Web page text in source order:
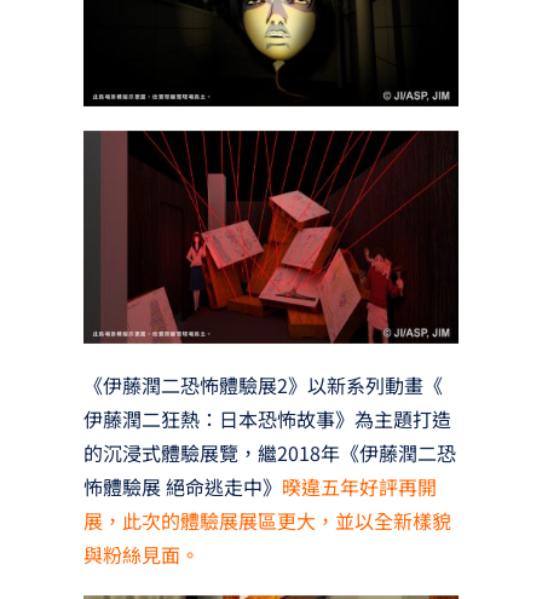
《伊藤潤二恐怖體驗展2》以新系列動畫《
伊藤潤二狂熱：日本恐怖故事》為主題打造
的沉浸式體驗展覽，繼2018年《伊藤潤二恐
怖體驗展 絕命逃走中》 暌違五年好評再開
展，此次的體驗展展區更大，並以全新樣貌
與粉絲見面。